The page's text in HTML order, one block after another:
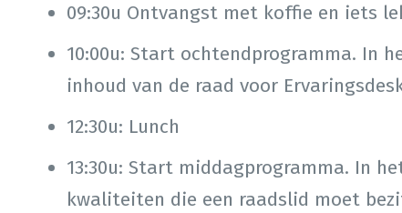
09:30u Ontvangst met koffie en iets
10:00u: Start ochtendprogramma. In
inhoud van de raad voor
12:30u: Lunch
13:30u: Start middagprogramma. In
kwaliteiten die een raadslid moet